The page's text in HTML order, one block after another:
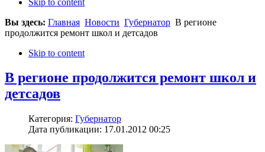
Вы здесь: Главная Новости Губернатор В регионе
продолжится ремонт школ и детсадов
Skip to content
В регионе продолжится ремонт школ и
детсадов
Категория: Губернатор
Дата публикации: 17.01.2012 00:25